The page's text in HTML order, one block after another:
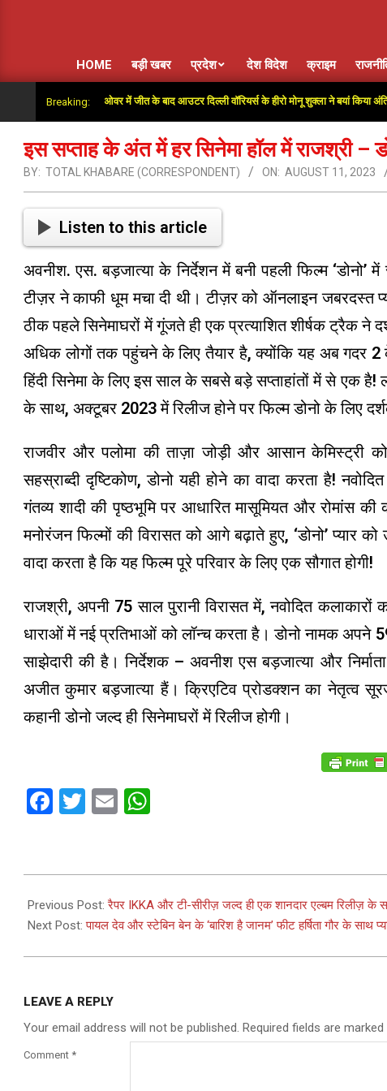
HOME बड़ी खबर प्रदेश देश विदेश क्राइम
Breaking:
साथ दिया”: सुपर ओवर में जीत के बाद आउटर दिल्ली वॉरियर्स के हीरो मोनू शुक्ला ने बयां किया अंतिम गेंदों
इस सप्ताह के अंत में हर सिनेमा हॉल में राजश्री –
BY: TOTAL KHABARE (CORRESPONDENT) ON: AUGUST 11, 2023
Listen to this article
अवनीश. एस. बड़जात्या के निर्देशन में बनी पहली फिल्म
टीज़र ने काफी धूम मचा दी थी। टीज़र को ऑनलाइन जबरदस्त
ठीक पहले सिनेमाघरों में गूंजते ही एक प्रत्याशित शीर्षक ट्रैक ने
अधिक लोगों तक पहुंचने के लिए तैयार है, क्योंकि यह अब गदर
हिंदी सिनेमा के लिए इस साल के सबसे बड़े सप्ताहांतों में से एक है!
के साथ, अक्टूबर 2023 में रिलीज होने पर फिल्म डोनो के लिए
राजवीर और पलोमा की ताज़ा जोड़ी और आसान केमिस्ट्री
सहस्राब्दी दृष्टिकोण, डोनो यही होने का वादा करता है!
गंतव्य शादी की पृष्ठभूमि पर आधारित मासूमियत और रोमांस
मनोरंजन फिल्मों की विरासत को आगे बढ़ाते हुए, ‘डोनो’ प्यार
वादा करता है कि यह फिल्म पूरे परिवार के लिए एक सौगात होगी!
राजश्री, अपनी 75 साल पुरानी विरासत में, नवोदित
धाराओं में नई प्रतिभाओं को लॉन्च करता है। डोनो नामक अपने
साझेदारी की है। निर्देशक – अवनीश एस बड़जात्या और
अजीत कुमार बड़जात्या हैं। क्रिएटिव प्रोडक्शन का नेतृत्व
कहानी डोनो जल्द ही सिनेमाघरों में रिलीज होगी।
Facebook
Twitter
Email
08-
11
Previous Post:रैपर IKKA और टी-सीरीज़ जल्द ही एक शानदार एल्बम रिलीज़ के
Next Post:पायल देव और स्टेबिन बेन के ‘बारिश है जानम’ फीट हर्षिता गौर के
LEAVE A REPLY
Your email address will not be published. Required fields are marked
Comment *